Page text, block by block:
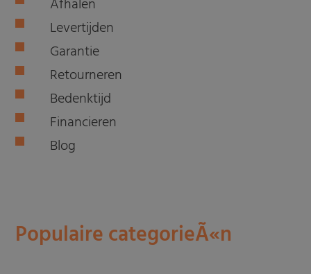
Afhalen
Levertijden
Garantie
Retourneren
Bedenktijd
Financieren
Blog
Populaire categorieÃ«n